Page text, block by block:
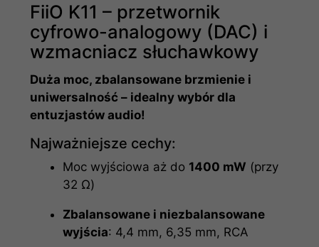
FiiO K11 – przetwornik
cyfrowo-analogowy (DAC) i
wzmacniacz słuchawkowy
Duża moc, zbalansowane brzmienie i
uniwersalność – idealny wybór dla
entuzjastów audio!
Najważniejsze cechy:
Moc wyjściowa aż do 1400 mW (przy
32 Ω)
Zbalansowane i niezbalansowane
wyjścia: 4,4 mm, 6,35 mm, RCA